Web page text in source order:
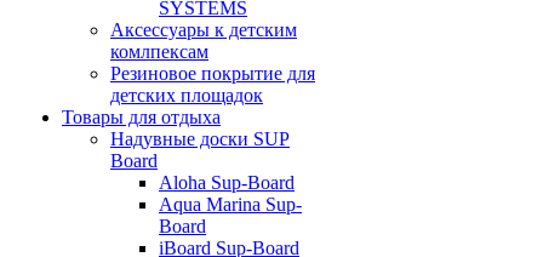
SYSTEMS
Аксессуары к детским
комлпексам
Резиновое покрытие для
детских площадок
Товары для отдыха
Надувные доски SUP
Board
Aloha Sup-Board
Aqua Marina Sup-
Board
iBoard Sup-Board